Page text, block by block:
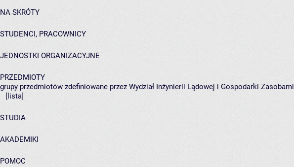
NA SKRÓTY
STUDENCI, PRACOWNICY
JEDNOSTKI ORGANIZACYJNE
PRZEDMIOTY
grupy przedmiotów zdefiniowane przez Wydział Inżynierii Lądowej i Gospodarki Zasobami
[lista]
STUDIA
AKADEMIKI
POMOC